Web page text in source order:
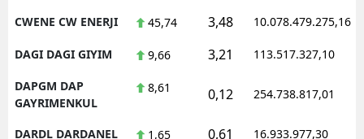
CWENE CW ENERJI 45,74 3,48 10.078.479.275,16
DAGI DAGI GIYIM 9,66 3,21 113.517.327,10
DAPGM DAP
GAYRIMENKUL
8,61 0,12 254.738.817,01
DARDL DARDANEL 1,65 0,61 16.933.977,30